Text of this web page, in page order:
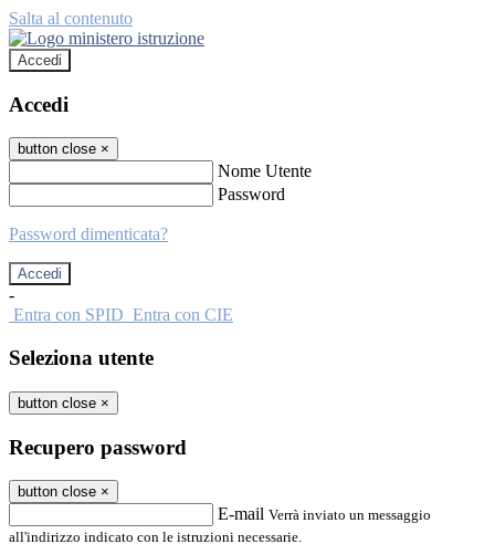
Salta al contenuto
Accedi
Accedi
button close ×
Nome Utente
Password
Password dimenticata?
-
Entra con SPID Entra con CIE
Seleziona utente
button close ×
Recupero password
button close ×
E-mail Verrà inviato un messaggio
all'indirizzo indicato con le istruzioni necessarie.